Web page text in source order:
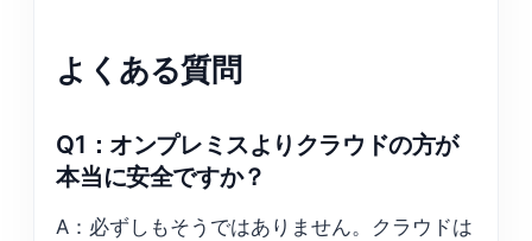
よくある質問
Q1：オンプレミスよりクラウドの方が
本当に安全ですか？
A：必ずしもそうではありません。クラウドは